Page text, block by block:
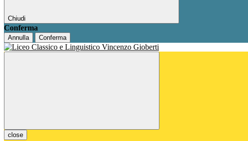
Chiudi
Conferma
Annulla Conferma
close